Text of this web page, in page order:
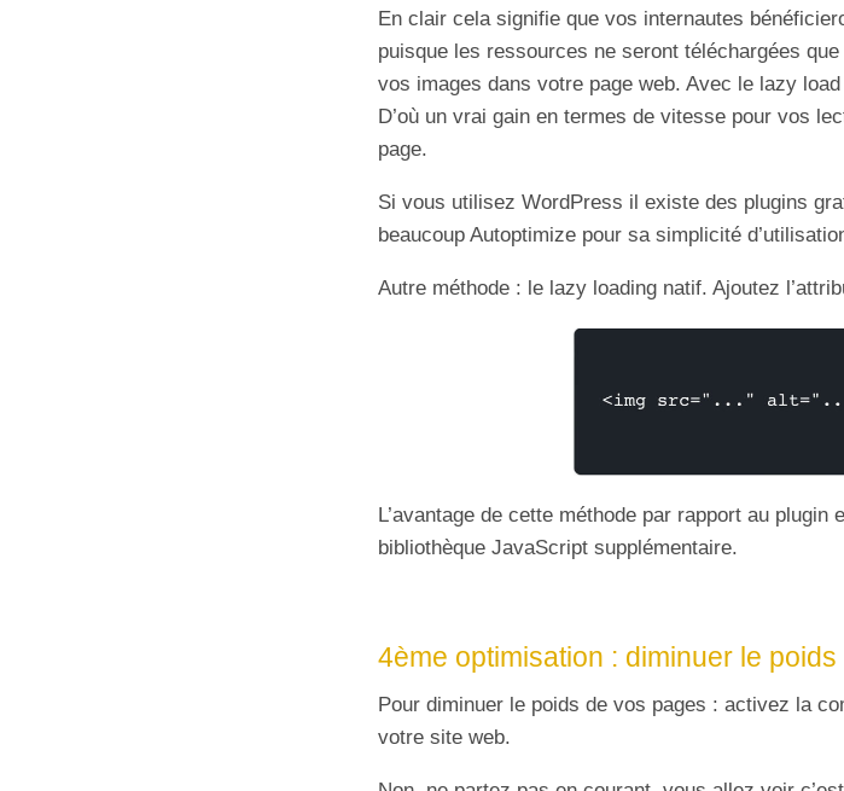
En clair cela signifie que vos internautes
puisque les ressources ne seront téléchargées
vos images dans votre page web. Avec le lazy
D’où un vrai gain en termes de vitesse pour vos
page.
Si vous utilisez WordPress il existe des plugins
beaucoup Autoptimize pour sa simplicité
Autre méthode : le lazy loading natif. Ajoutez
L’avantage de cette méthode par rapport au
bibliothèque JavaScript supplémentaire.
4ème optimisation : diminuer le
Pour diminuer le poids de vos pages : activez la
votre site web.